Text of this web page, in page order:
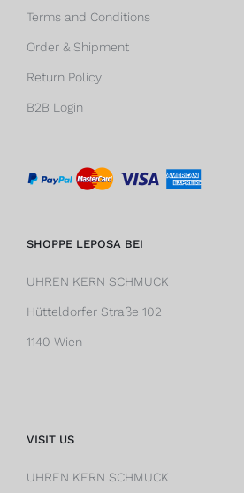
Terms and Conditions
Order & Shipment
Return Policy
B2B Login
SHOPPE LEPOSA BEI
UHREN KERN SCHMUCK
Hütteldorfer Straße 102
1140 Wien
VISIT US
UHREN KERN SCHMUCK